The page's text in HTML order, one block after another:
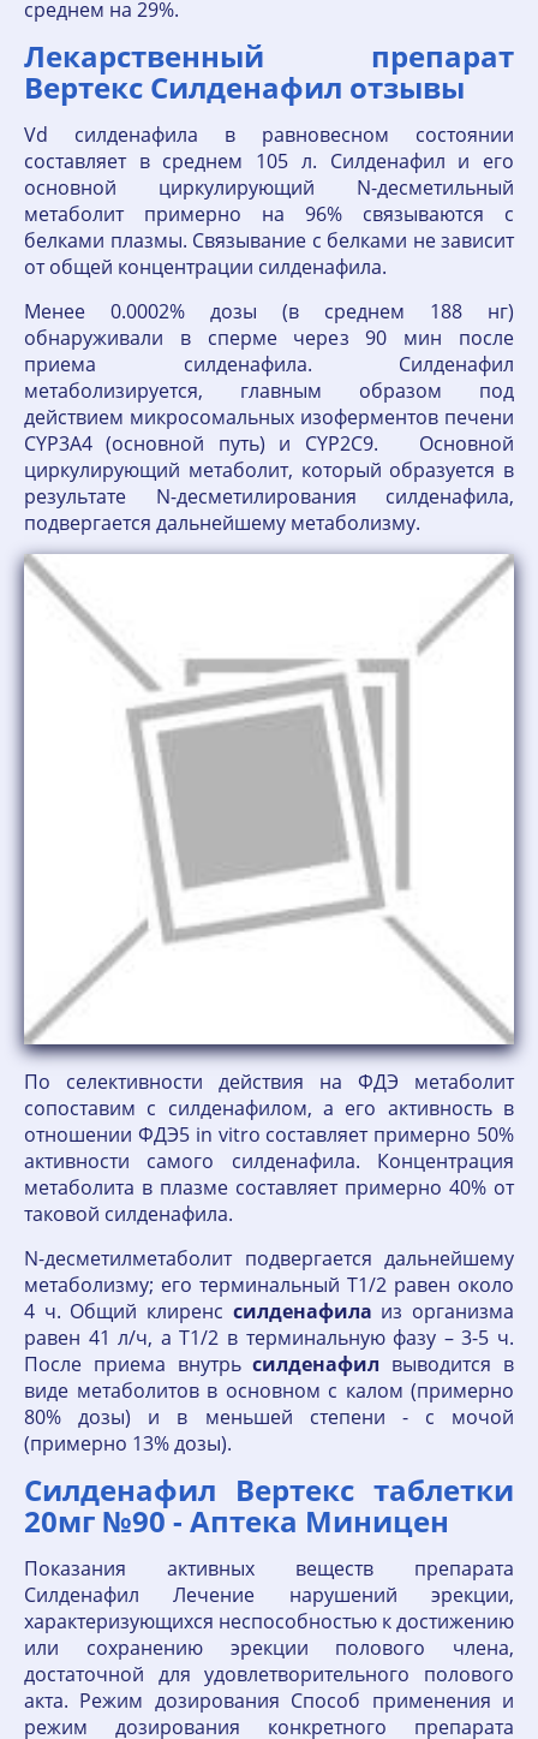
среднем на 29%.
Лекарственный препарат
Вертекс Силденафил отзывы
Vd силденафила в равновесном состоянии
составляет в среднем 105 л. Силденафил и его
основной циркулирующий N-десметильный
метаболит примерно на 96% связываются с
белками плазмы. Связывание с белками не зависит
от общей концентрации силденафила.
Менее 0.0002% дозы (в среднем 188 нг)
обнаруживали в сперме через 90 мин после
приема силденафила. Силденафил
метаболизируется, главным образом под
действием микросомальных изоферментов печени
CYP3A4 (основной путь) и CYP2C9. Основной
циркулирующий метаболит, который образуется в
результате N-десметилирования силденафила,
подвергается дальнейшему метаболизму.
По селективности действия на ФДЭ метаболит
сопоставим с силденафилом, а его активность в
отношении ФДЭ5 in vitro составляет примерно 50%
активности самого силденафила. Концентрация
метаболита в плазме составляет примерно 40% от
таковой силденафила.
N-десметилметаболит подвергается дальнейшему
метаболизму; его терминальный T1/2 равен около
4 ч. Общий клиренс силденафила из организма
равен 41 л/ч, а T1/2 в терминальную фазу – 3-5 ч.
После приема внутрьсилденафил выводится в
виде метаболитов в основном с калом (примерно
80% дозы) и в меньшей степени - с мочой
(примерно 13% дозы).
Силденафил Вертекс таблетки
20мг №90 - Аптека Миницен
Показания активных веществ препарата
Силденафил Лечение нарушений эрекции,
характеризующихся неспособностью к достижению
или сохранению эрекции полового члена,
достаточной для удовлетворительного полового
акта. Режим дозирования Способ применения и
режим дозирования конкретного препарата